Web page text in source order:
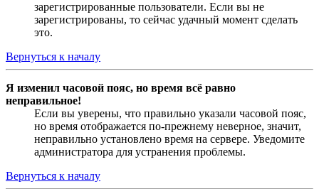
зарегистрированные пользователи. Если вы не
зарегистрированы, то сейчас удачный момент сделать
это.
Вернуться к началу
Я изменил часовой пояс, но время всё равно
неправильное!
Если вы уверены, что правильно указали часовой пояс,
но время отображается по-прежнему неверное, значит,
неправильно установлено время на сервере. Уведомите
администратора для устранения проблемы.
Вернуться к началу